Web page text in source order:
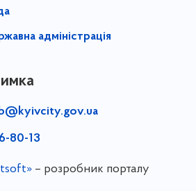
адміністрація
80-13
– розробник порталу